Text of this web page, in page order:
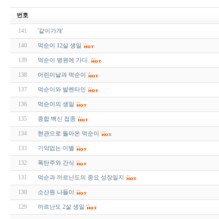
번호
141 '같이가개'
140 먹순이 12살 생일
139 먹순이 병원에 가다.
138 어린이날과 먹순이
137 먹순이와 발렌타인
136 먹순이의 생일
135 종합 백신 접종
134 현관으로 돌아온 먹순이
133 기약없는 이별
132 폭탄주와 간식
131 먹순과 까르난도의 중요 성장일지
130 소산원 나들이
129 까르난도 2살 생일